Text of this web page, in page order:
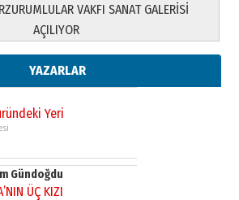
VAKFI SANAT GALERİSİ
AÇILIYOR
YAZARLAR
Sebahattin Şirin’e
2026 Pazartesi
Yeri
Gündoğdu
ÜÇ KIZI